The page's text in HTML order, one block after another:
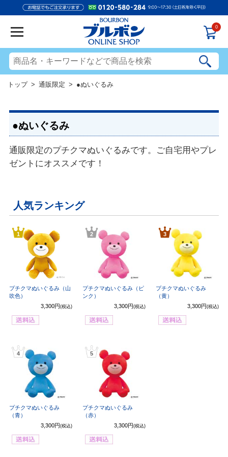
0
トップ> 通販限定 > ●ぬいぐるみ
●ぬいぐるみ
通販限定のプチクマぬいぐるみです。ご自宅用やプレ
ゼントにオススメです！
人気ランキング
1
プチクマぬいぐるみ（山
吹色）
3,300円 (税込)
2
プチクマぬいぐるみ（ピ
ンク）
3,300円 (税込)
3
プチクマぬいぐるみ
（黄）
3,300円(税込)
4
プチクマぬいぐるみ
（青）
3,300円 (税込)
5
プチクマぬいぐるみ
（赤）
3,300円 (税込)